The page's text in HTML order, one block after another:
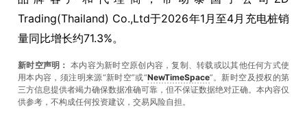
Trading(Thailand) Co.,Ltd于2026年1月至4月充电桩销
量同比增长约71.3%。
新时空声明： 本内容为新时空原创内容，复制、转载或以其他任何方式使
用本内容，须注明来源“新时空”或“NewTimeSpace”。新时空及授权的第
三方信息提供者竭力确保数据准确可靠，但不保证数据绝对正确。本內容仅
供参考，不构成任何投资建议，交易风险自担。